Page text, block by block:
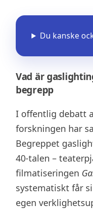
Du kanske
Vad är
begrepp
I offentlig debatt
forskningen har
Begreppet
40-talen –
filmatiseringen
systematiskt får
egen